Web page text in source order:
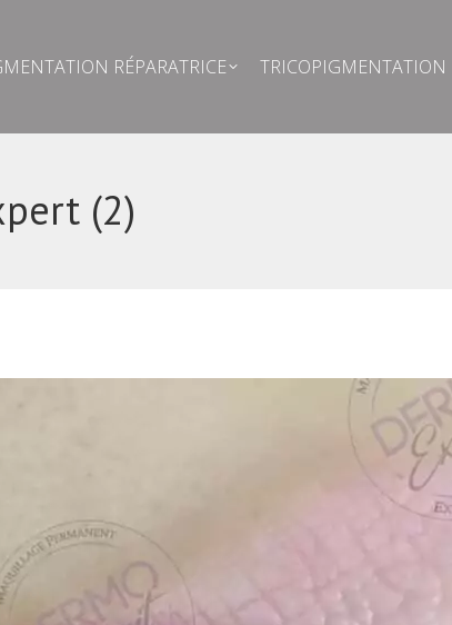
RÉPARATRICE TRICOPIGMENTATION
(2)
RÉPARATRICE TRICOPIGMENTATION